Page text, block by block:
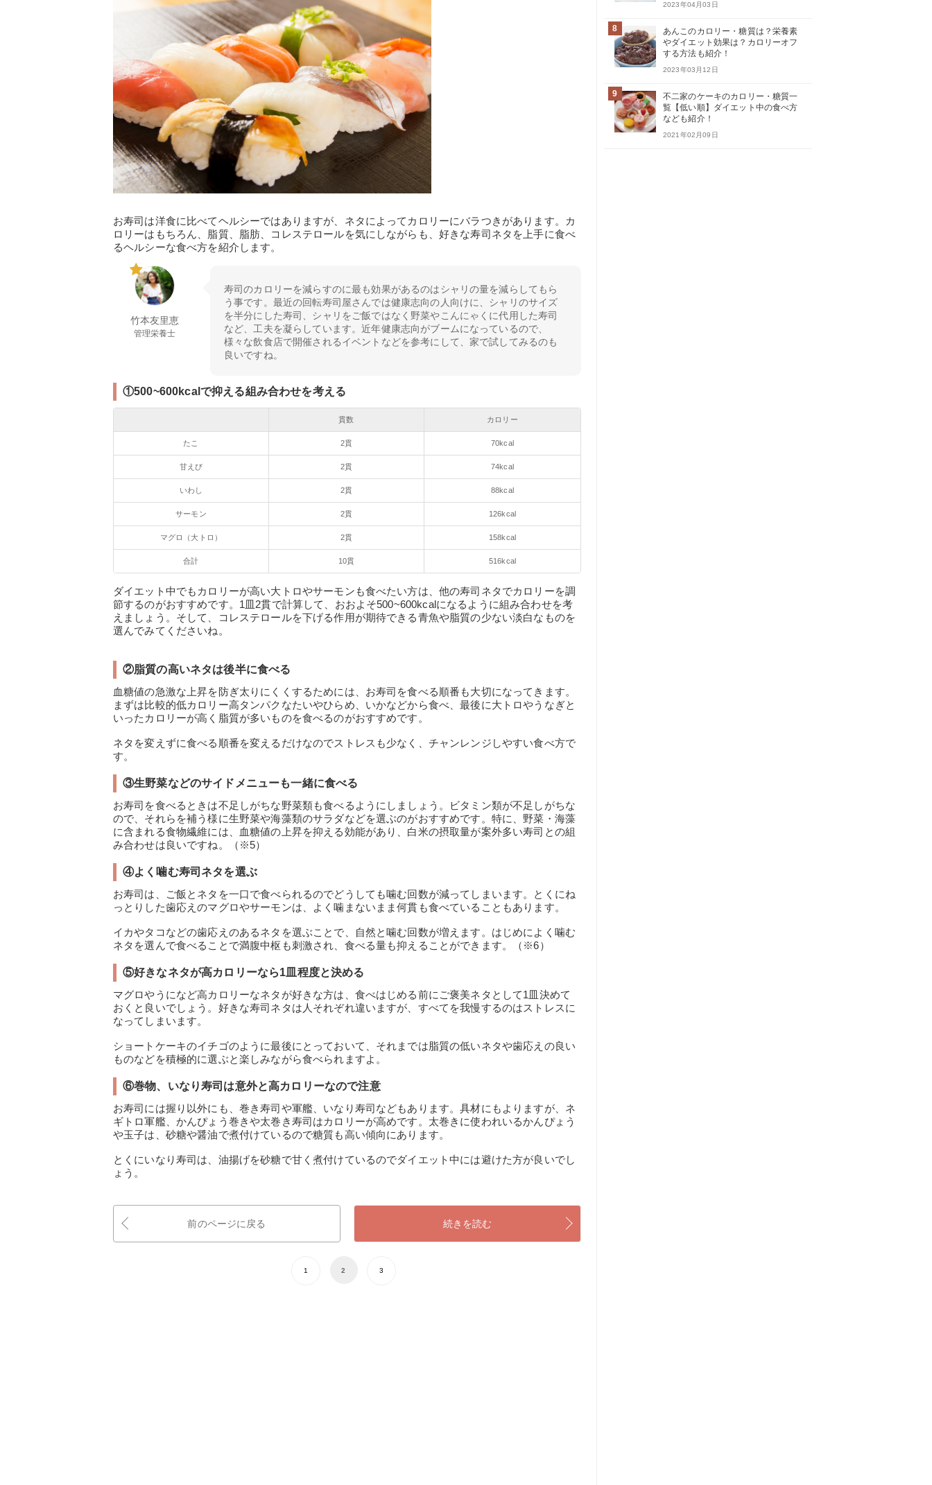
お寿司は洋食に比べてヘルシーではありますが、ネタによってカロリーにバラつきがあります。カ
ロリーはもちろん、脂質、脂肪、コレステロールを気にしながらも、好きな寿司ネタを上手に食べ
るヘルシーな食べ方を紹介します。
竹本友里恵
管理栄養士
寿司のカロリーを減らすのに最も効果があるのはシャリの量を減らしてもら
う事です。最近の回転寿司屋さんでは健康志向の人向けに、シャリのサイズ
を半分にした寿司、シャリをご飯ではなく野菜やこんにゃくに代用した寿司
など、工夫を凝らしています。近年健康志向がブームになっているので、
様々な飲食店で開催されるイベントなどを参考にして、家で試してみるのも
良いですね。
①500~600kcalで抑える組み合わせを考える
貫数 カロリー
たこ 2貫 70kcal
甘えび 2貫 74kcal
いわし 2貫 88kcal
サーモン 2貫 126kcal
マグロ（大トロ） 2貫 158kcal
合計 10貫 516kcal
ダイエット中でもカロリーが高い大トロやサーモンも食べたい方は、他の寿司ネタでカロリーを調
節するのがおすすめです。1皿2貫で計算して、おおよそ500~600kcalになるように組み合わせを考
えましょう。そして、コレステロールを下げる作用が期待できる青魚や脂質の少ない淡白なものを
選んでみてくださいね。
②脂質の高いネタは後半に食べる
血糖値の急激な上昇を防ぎ太りにくくするためには、お寿司を食べる順番も大切になってきます。
まずは比較的低カロリー高タンパクなたいやひらめ、いかなどから食べ、最後に大トロやうなぎと
いったカロリーが高く脂質が多いものを食べるのがおすすめです。
ネタを変えずに食べる順番を変えるだけなのでストレスも少なく、チャンレンジしやすい食べ方で
す。
③生野菜などのサイドメニューも一緒に食べる
お寿司を食べるときは不足しがちな野菜類も食べるようにしましょう。ビタミン類が不足しがちな
ので、それらを補う様に生野菜や海藻類のサラダなどを選ぶのがおすすめです。特に、野菜・海藻
に含まれる食物繊維には、血糖値の上昇を抑える効能があり、白米の摂取量が案外多い寿司との組
み合わせは良いですね。（※5）
④よく噛む寿司ネタを選ぶ
お寿司は、ご飯とネタを一口で食べられるのでどうしても噛む回数が減ってしまいます。とくにね
っとりした歯応えのマグロやサーモンは、よく噛まないまま何貫も食べていることもあります。
イカやタコなどの歯応えのあるネタを選ぶことで、自然と噛む回数が増えます。はじめによく噛む
ネタを選んで食べることで満腹中枢も刺激され、食べる量も抑えることができます。（※6）
⑤好きなネタが高カロリーなら1皿程度と決める
マグロやうになど高カロリーなネタが好きな方は、食べはじめる前にご褒美ネタとして1皿決めて
おくと良いでしょう。好きな寿司ネタは人それぞれ違いますが、すべてを我慢するのはストレスに
なってしまいます。
ショートケーキのイチゴのように最後にとっておいて、それまでは脂質の低いネタや歯応えの良い
ものなどを積極的に選ぶと楽しみながら食べられますよ。
⑥巻物、いなり寿司は意外と高カロリーなので注意
お寿司には握り以外にも、巻き寿司や軍艦、いなり寿司などもあります。具材にもよりますが、ネ
ギトロ軍艦、かんぴょう巻きや太巻き寿司はカロリーが高めです。太巻きに使われいるかんぴょう
や玉子は、砂糖や醤油で煮付けているので糖質も高い傾向にあります。
とくにいなり寿司は、油揚げを砂糖で甘く煮付けているのでダイエット中には避けた方が良いでし
ょう。
前のページに戻る 続きを読む
1 2 3
2023年04月03日
8
あんこのカロリー・糖質は？栄養素
やダイエット効果は？カロリーオフ
する方法も紹介！
2023年03月12日
9
不二家のケーキのカロリー・糖質一
覧【低い順】ダイエット中の食べ方
なども紹介！
2021年02月09日